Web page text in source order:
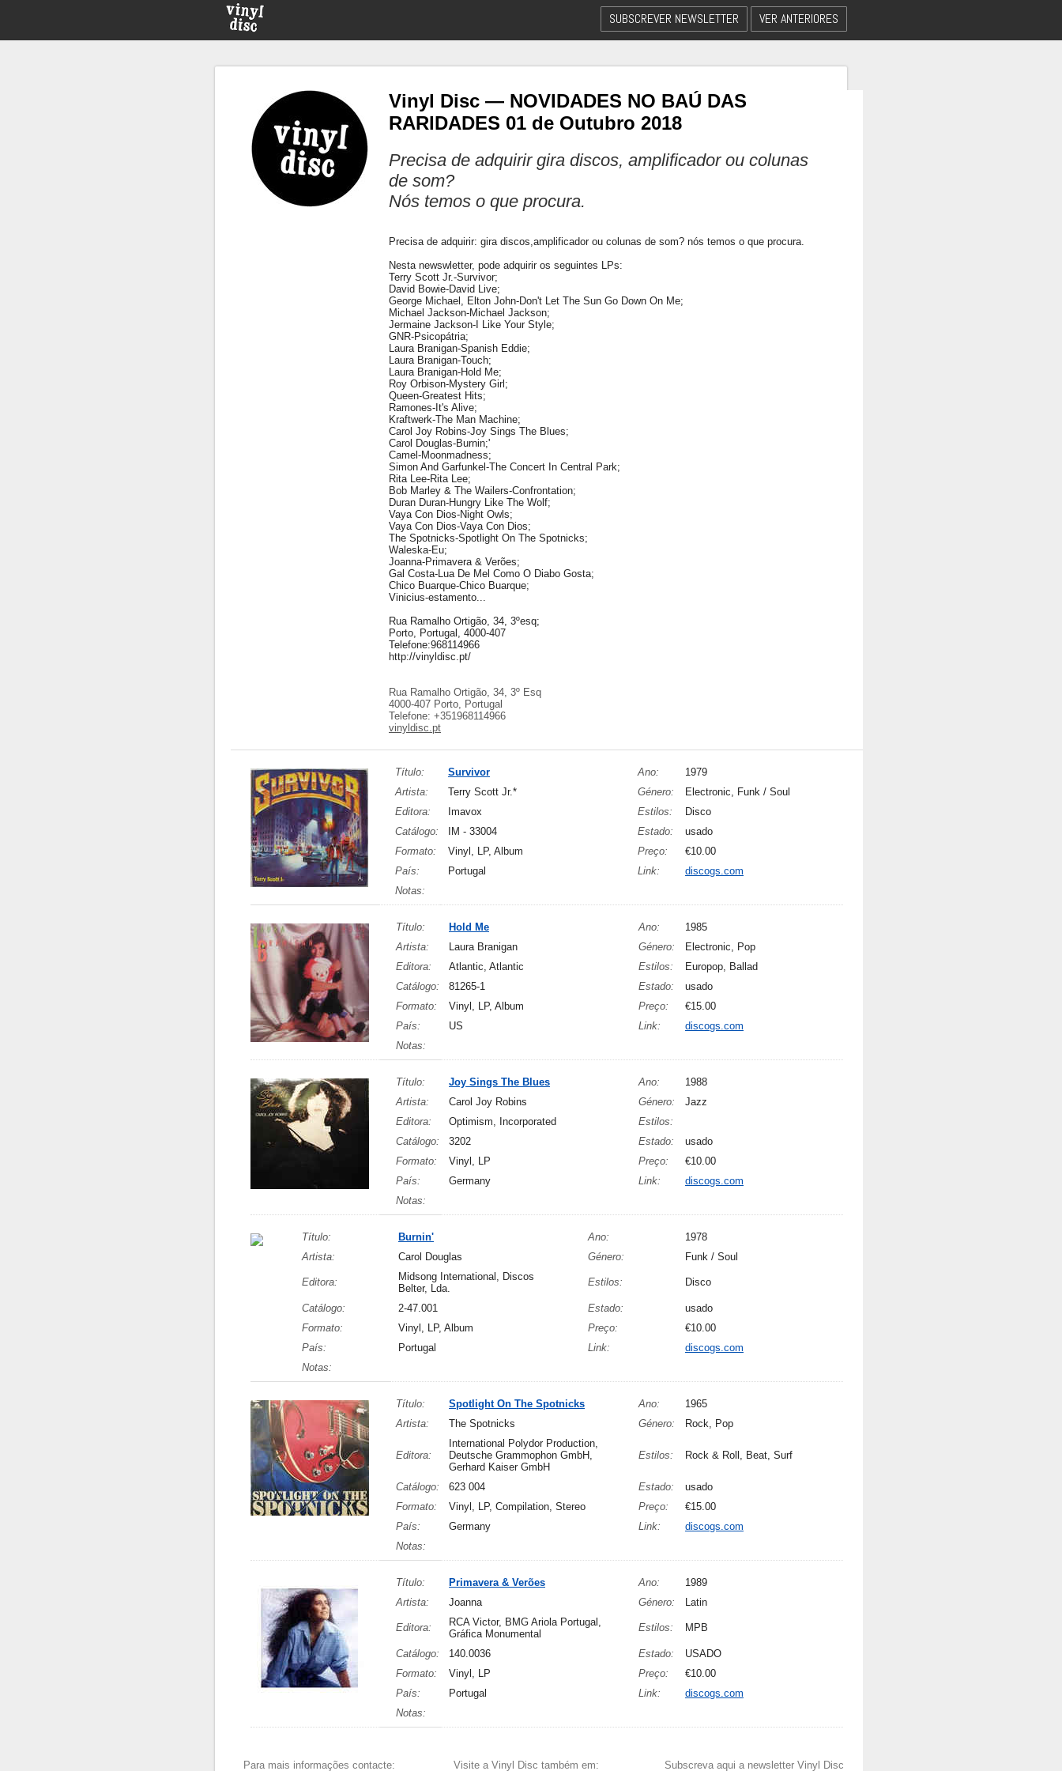
SUBSCREVER NEWSLETTER VER ANTERIORES
Vinyl Disc — NOVIDADES NO BAÚ DAS
RARIDADES 01 de Outubro 2018
Precisa de adquirir gira discos, amplificador ou colunas
de som?
Nós temos o que procura.
Precisa de adquirir: gira discos,amplificador ou colunas de som? nós temos o que procura.
Nesta newswletter, pode adquirir os seguintes LPs:
Terry Scott Jr.-Survivor;
David Bowie-David Live;
George Michael, Elton John-Don't Let The Sun Go Down On Me;
Michael Jackson-Michael Jackson;
Jermaine Jackson-I Like Your Style;
GNR-Psicopátria;
Laura Branigan-Spanish Eddie;
Laura Branigan-Touch;
Laura Branigan-Hold Me;
Roy Orbison-Mystery Girl;
Queen-Greatest Hits;
Ramones-It's Alive;
Kraftwerk-The Man Machine;
Carol Joy Robins-Joy Sings The Blues;
Carol Douglas-Burnin;'
Camel-Moonmadness;
Simon And Garfunkel-The Concert In Central Park;
Rita Lee-Rita Lee;
Bob Marley & The Wailers-Confrontation;
Duran Duran-Hungry Like The Wolf;
Vaya Con Dios-Night Owls;
Vaya Con Dios-Vaya Con Dios;
The Spotnicks-Spotlight On The Spotnicks;
Waleska-Eu;
Joanna-Primavera & Verões;
Gal Costa-Lua De Mel Como O Diabo Gosta;
Chico Buarque-Chico Buarque;
Vinicius-estamento...
Rua Ramalho Ortigão, 34, 3ºesq;
Porto, Portugal, 4000-407
Telefone:968114966
http://vinyldisc.pt/
Rua Ramalho Ortigão, 34, 3º Esq
4000-407 Porto, Portugal
Telefone: +351968114966
vinyldisc.pt
Título: Survivor Ano:
1979
Artista:
Terry Scott Jr.* Género:
Electronic, Funk / Soul
Editora:
Imavox Estilos:
Disco
Catálogo:
IM - 33004 Estado:
usado
Formato:
Vinyl, LP, Album Preço:
€10.00
País:
Portugal Link:
discogs.com
Notas:
Título: Hold Me Ano:
1985
Artista:
Laura Branigan Género:
Electronic, Pop
Editora:
Atlantic, Atlantic Estilos:
Europop, Ballad
Catálogo:
81265-1 Estado:
usado
Formato:
Vinyl, LP, Album Preço:
€15.00
País:
US Link:
discogs.com
Notas:
Título: Joy Sings The Blues Ano:
1988
Artista:
Carol Joy Robins Género:
Jazz
Editora:
Optimism, Incorporated
Estilos:
Catálogo:
3202 Estado:
usado
Formato:
Vinyl, LP Preço:
€10.00
País:
Germany Link:
discogs.com
Notas:
Título: Burnin' Ano:
1978
Artista:
Carol Douglas Género: Funk / Soul
Editora:
Midsong International, Discos
Belter, Lda.
Estilos: Disco
Catálogo: 2-47.001 Estado:
usado
Formato:
Vinyl, LP, Album Preço:
€10.00
País:
Portugal Link:
discogs.com
Notas:
Título: Spotlight On The Spotnicks Ano:
1965
Artista:
The Spotnicks Género: Rock, Pop
Editora:
International Polydor Production,
Deutsche Grammophon GmbH,
Gerhard Kaiser GmbH
Estilos: Rock & Roll, Beat, Surf
Catálogo: 623 004 Estado:
usado
Formato:
Vinyl, LP, Compilation, Stereo Preço:
€15.00
País:
Germany Link:
discogs.com
Notas:
Título: Primavera & Verões Ano:
1989
Artista:
Joanna Género: Latin
Editora:
RCA Victor, BMG Ariola Portugal,
Gráfica Monumental
Estilos: MPB
Catálogo: 140.0036 Estado:
USADO
Formato:
Vinyl, LP Preço:
€10.00
País:
Portugal Link:
discogs.com
Notas:
Para mais informações contacte: Visite a Vinyl Disc também em: Subscreva aqui a newsletter Vinyl Disc